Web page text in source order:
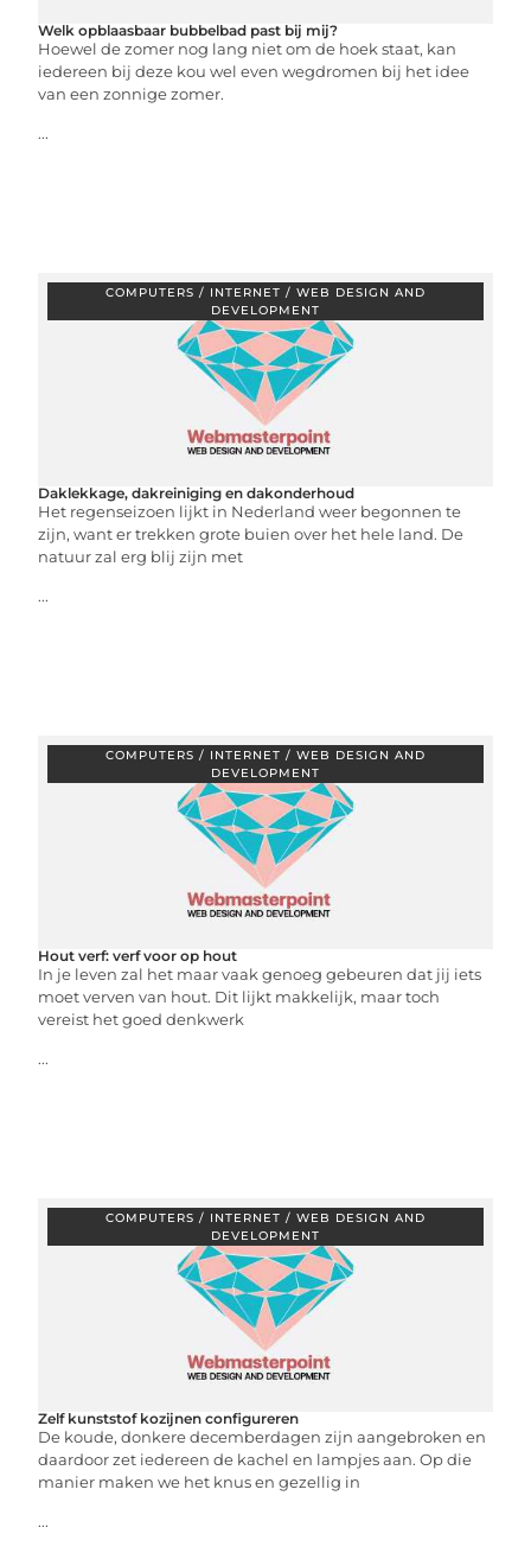
Welk opblaasbaar bubbelbad past bij mij?
Hoewel de zomer nog lang niet om de hoek staat, kan
iedereen bij deze kou wel even wegdromen bij het idee
van een zonnige zomer.
...
COMPUTERS / INTERNET / WEB DESIGN AND
DEVELOPMENT
Daklekkage, dakreiniging en dakonderhoud
Het regenseizoen lijkt in Nederland weer begonnen te
zijn, want er trekken grote buien over het hele land. De
natuur zal erg blij zijn met
...
COMPUTERS / INTERNET / WEB DESIGN AND
DEVELOPMENT
Hout verf: verf voor op hout
In je leven zal het maar vaak genoeg gebeuren dat jij iets
moet verven van hout. Dit lijkt makkelijk, maar toch
vereist het goed denkwerk
...
COMPUTERS / INTERNET / WEB DESIGN AND
DEVELOPMENT
Zelf kunststof kozijnen configureren
De koude, donkere decemberdagen zijn aangebroken en
daardoor zet iedereen de kachel en lampjes aan. Op die
manier maken we het knus en gezellig in
...